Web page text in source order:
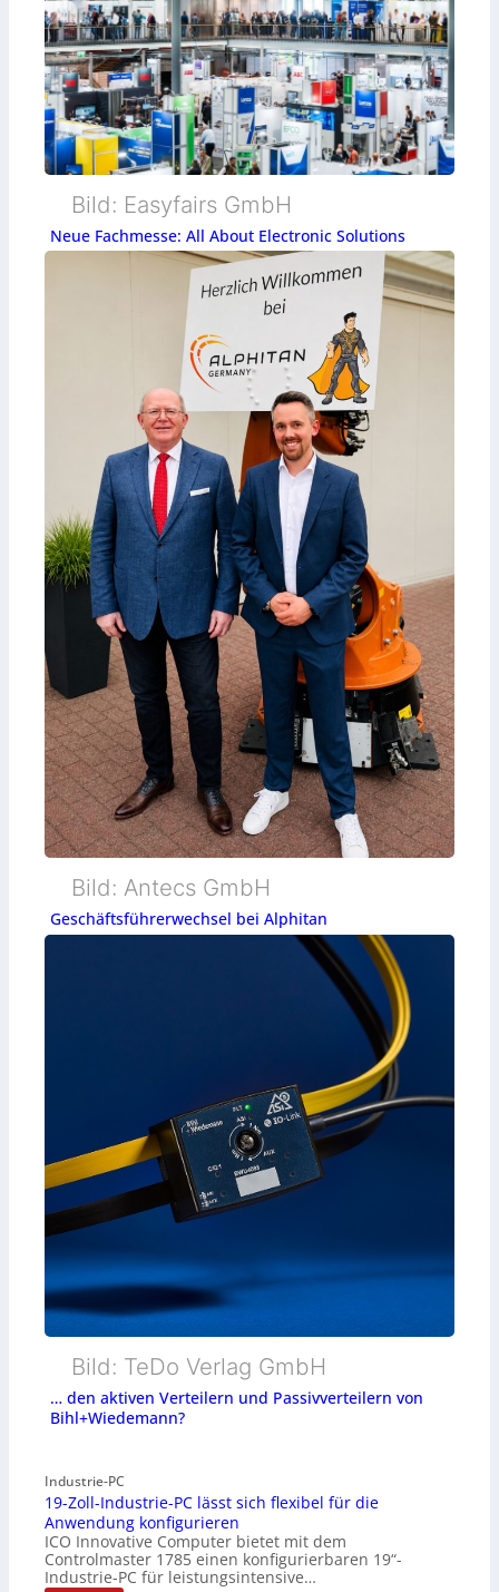
Bild: Easyfairs GmbH
Neue Fachmesse: All About Electronic Solutions
Bild: Antecs GmbH
Geschäftsführerwechsel bei Alphitan
Bild: TeDo Verlag GmbH
… den aktiven Verteilern und Passivverteilern von
Bihl+Wiedemann?
Industrie-PC
19-Zoll-Industrie-PC lässt sich flexibel für die
Anwendung konfigurieren
ICO Innovative Computer bietet mit dem
Controlmaster 1785 einen konfigurierbaren 19“-
Industrie-PC für leistungsintensive…